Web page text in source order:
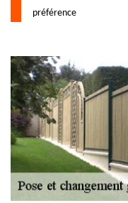
préférence